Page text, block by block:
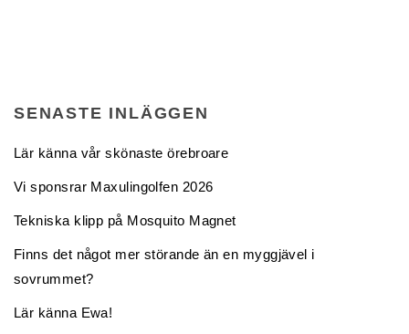
SENASTE INLÄGGEN
Lär känna vår skönaste örebroare
Vi sponsrar Maxulingolfen 2026
Tekniska klipp på Mosquito Magnet
Finns det något mer störande än en myggjävel i
sovrummet?
Lär känna Ewa!